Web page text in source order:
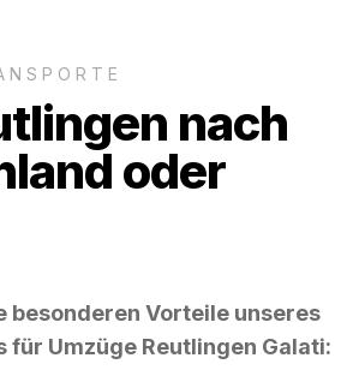
nach
oder
besonderen Vorteile unseres
für Umzüge Reutlingen Galati: